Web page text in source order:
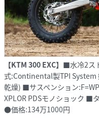
【KTM 300 EXC】 ■水冷2ス
式:Continental製TPI
乾燥) ■サスペンション
XPLOR PDSモノショック ■
●価格:134万1000円